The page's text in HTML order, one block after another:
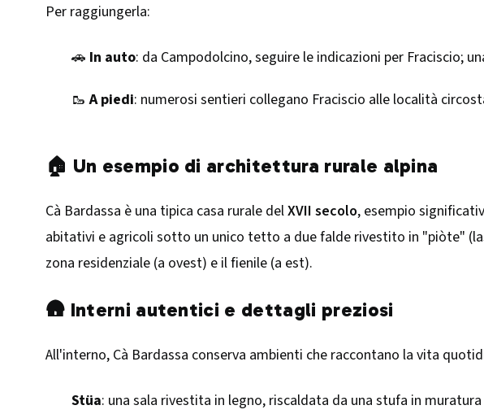
Per raggiungerla:
🚗 In auto: da Campodolcino, seguire le indicazioni per Fraciscio;
🥾A piedi: numerosi sentieri collegano Fraciscio alle località
🏠 Un esempio di architettura rurale alpina
Cà Bardassa è una tipica casa rurale delXVII secolo, esempio
abitativi e agricoli sotto un unico tetto a due falde rivestito in "piòte"
zona residenziale (a ovest) e il fienile (a est).​
🛖 Interni autentici e dettagli preziosi
All'interno, Cà Bardassa conserva ambienti che raccontano la vita
Stüa: una sala rivestita in legno, riscaldata da una stufa in